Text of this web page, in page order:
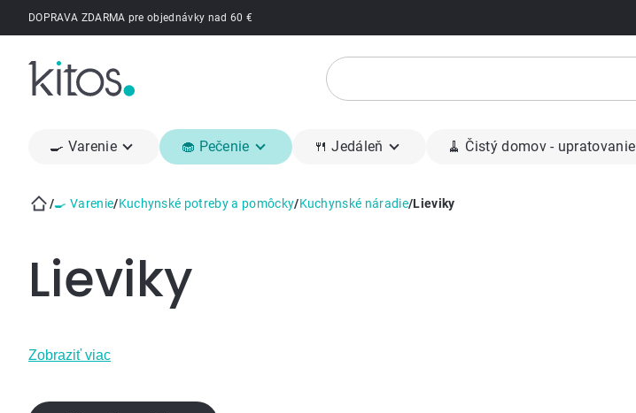
PrejsťDOPRAVA ZDARMA pre objednávky nad 60 €
🍳 Varenie 🧁 Pečenie 🍴 Jedáleň 🧹 Čistý domov - upratovanie
/🍳 Varenie/Kuchynské potreby a pomôcky/Kuchynské náradie/Lieviky
Lieviky
Zobraziť viac